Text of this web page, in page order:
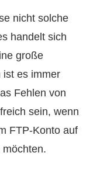
nicht solche
handelt sich
große
ist es immer
Fehlen von
sein, wenn
FTP-Konto auf